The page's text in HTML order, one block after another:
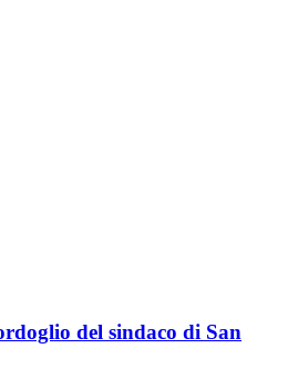
del sindaco di San